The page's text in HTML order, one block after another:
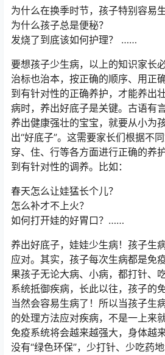
为什么在换季时节，孩子特别容易生
为什么孩子总是便秘？
发烧了到底该如何护理？ ……
要想孩子少生病，以上的知识家长
治标也治本，按正确的顺序、用正
到有针对性的正确养护，才能养出
病时，养出好底子是关键。古语有
养出健康强壮的宝宝，就要从小为
出“好底子”。这需要家长们根据不
穿、住、行等各方面进行正确的养
到有针对性的调养。比如：
春天怎么让娃猛长个儿？
怎么补才不上火？
如何打开娃的好胃口？……
养出好底子，娃娃少生病！孩子生
应对。其实，孩子每次生病都是免
果孩子无论大病、小病，都打针、
系统抵御疾病，长此以往，孩子的
当然会容易生病了！所以当孩子生
的处理方法应对疾病，不是一上来
免疫系统将会越来越强大，身体越
没有“绿色环保”，少打针、少吃药